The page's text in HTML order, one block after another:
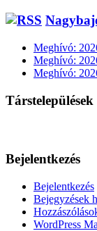
Meghívó:
Meghívó:
Meghívó:
Társtelepülések
Bejelentkezés
Bejelentkezés
Bejegyzések
WordPress